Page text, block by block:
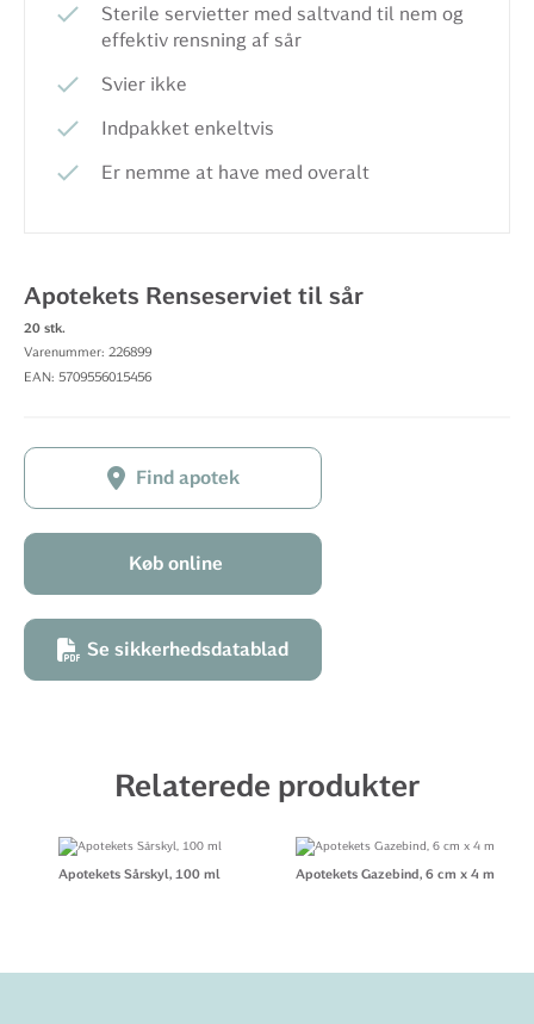
Sterile servietter med saltvand til nem og
effektiv rensning af sår
Svier ikke
Indpakket enkeltvis
Er nemme at have med overalt
Apotekets Renseserviet til sår
20 stk.
Varenummer: 226899
EAN: 5709556015456
Find apotek
Køb online
Se sikkerhedsdatablad
Relaterede produkter
Apotekets Sårskyl, 100 ml Apotekets Gazebind, 6 cm x 4 m